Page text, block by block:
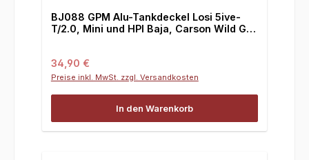
BJ088 GPM Alu-Tankdeckel Losi 5ive-
T/2.0, Mini und HPI Baja, Carson Wild GP
Regulärer Preis:
34,90 €
Preise inkl. MwSt. zzgl. Versandkosten
In den Warenkorb